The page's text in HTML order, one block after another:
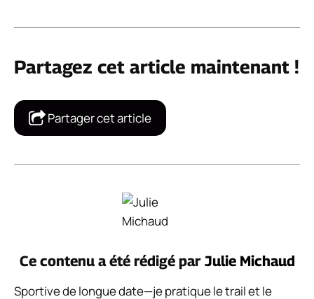
Partagez cet article maintenant !
Partager cet article
Ce contenu a été rédigé par Julie Michaud
Sportive de longue date—je pratique le trail et le